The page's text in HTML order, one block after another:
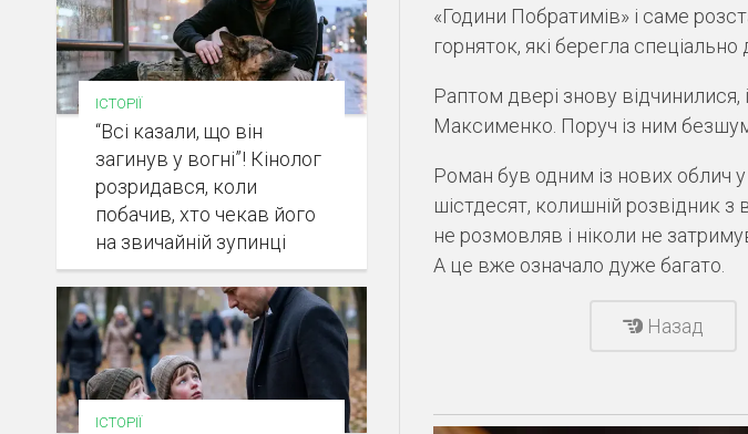
«Години Побратимів» і саме
горняток, які берегла спеціально
Раптом двері знову відчинилися,
Максименко. Поруч із ним
Роман був одним із нових облич
шістдесят, колишній розвідник
не розмовляв і ніколи не
А це вже означало дуже багато.
Назад
ІСТОРІЇ
“Всі казали, що він
загинув у вогні”! Кінолог
розридався, коли
побачив, хто чекав його
на звичайній зупинці
ІСТОРІЇ